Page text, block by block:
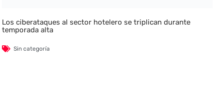
Los ciberataques al sector hotelero se triplican durante
temporada alta
Sin categoría